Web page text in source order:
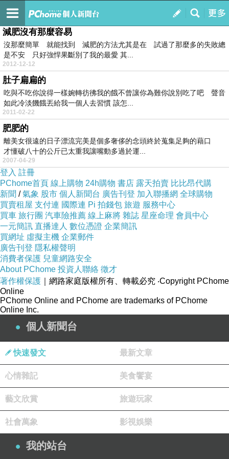
我的
訂閱
瞳之王國
減肥沒有那麼容易
沒那麼簡單 就能找到 減肥的方法尤其是在 試過了那麼多的失敗總
是不安 只好強悍果斷別了我的最愛 其...
2012-12-12
肚子扁扁的
吃與不吃你說得一樣婉轉彷彿我的餓不曾讓你為難你說別吃了吧 聲音
如此冷淡饑餓丟給我一個人去習慣 該怎...
2011-02-22
肥肥的
離美女很遠的日子漂流完美是個多奢侈的念頭終於蒐集足夠的藉口
才懂破八十的公斤已太重我讓嘴動多過於運...
2007-04-29
登入 註冊
PChome首頁 線上購物 24h購物 書店 露天拍賣 比比昂代購
新聞 /氣象 股市 個人新聞台 廣告刊登 加入聯播網 全球購物
買賣租屋 支付連 國際連 Pi 拍錢包 旅遊 服務中心
買車 旅行團 汽車險推薦 線上麻將 雜誌 星座命理 會員中心
一元簡訊 直播達人 數位憑證 企業簡訊
買網址 虛擬主機 企業郵件
廣告刊登 隱私權聲明
消費者保護 兒童網路安全
About PChome 投資人聯絡 徵才
著作權保護 ｜網路家庭版權所有、轉載必究 ‧Copyright PChome
Online
PChome Online and PChome are trademarks of PChome
Online Inc.
個人新聞台
快速發文 最新文章
心情雜記 美食饗宴
藝文欣賞 旅遊玩家
社會萬象 影視娛樂
我的站台